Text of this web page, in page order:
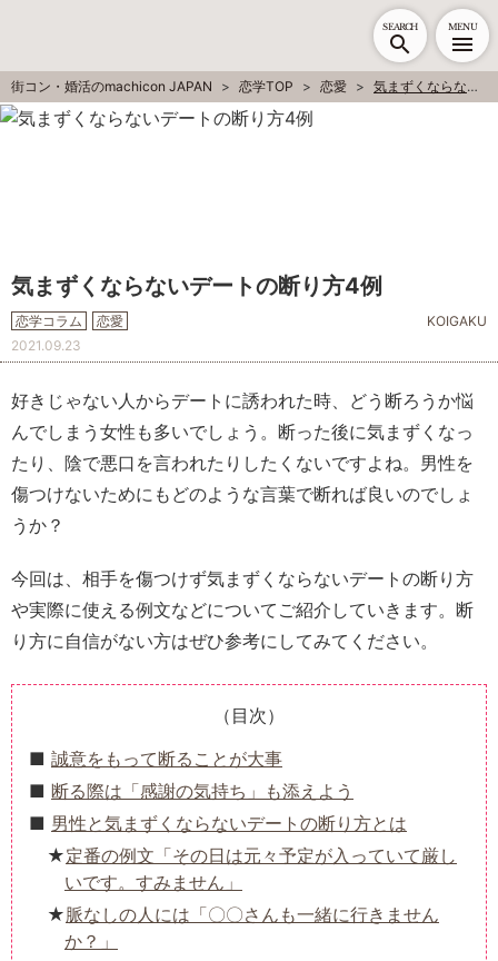
SEARCH MENU
街コン・婚活のmachicon JAPAN 恋学TOP 恋愛 気まずくならないデートの断り方4例
気まずくならないデートの断り方4例
恋学コラム 恋愛
KOIGAKU
2021.09.23
好きじゃない人からデートに誘われた時、どう断ろうか悩
んでしまう女性も多いでしょう。断った後に気まずくなっ
たり、陰で悪口を言われたりしたくないですよね。男性を
傷つけないためにもどのような言葉で断れば良いのでしょ
うか？
今回は、相手を傷つけず気まずくならないデートの断り方
や実際に使える例文などについてご紹介していきます。断
り方に自信がない方はぜひ参考にしてみてください。
（目次）
誠意をもって断ることが大事
断る際は「感謝の気持ち」も添えよう
男性と気まずくならないデートの断り方とは
定番の例文「その日は元々予定が入っていて厳し
いです。すみません」
脈なしの人には「〇〇さんも一緒に行きません
か？」